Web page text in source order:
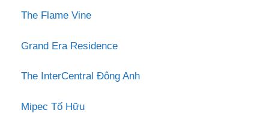
The Flame Vine
Grand Era Residence
The InterCentral Đông Anh
Mipec Tố Hữu